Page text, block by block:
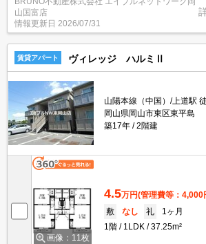
山国富店
情報更新日 2026/07/31
賃貸アパート ヴィレッジ ハルミⅡ
山陽本線（中国）/上道駅
岡山県岡山市東区東平島
築17年
2階建
画像：11枚
4.5万円(管理費等：4,000
敷
なし 礼
1ヶ月
1階
1LDK 37.25m²